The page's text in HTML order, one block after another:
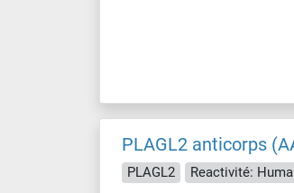
PLAGL2 anticorps
PLAGL2 Reactivité: